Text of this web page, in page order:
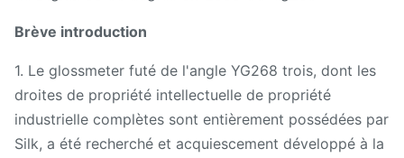
Brève introduction
1. Le glossmeter futé de l'angle YG268 trois, dont les
droites de propriété intellectuelle de propriété
industrielle complètes sont entièrement possédées par
Silk, a été recherché et acquiescement développé à la